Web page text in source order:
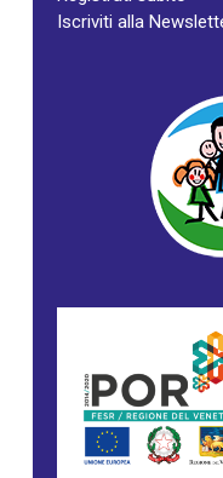
Iscriviti alla